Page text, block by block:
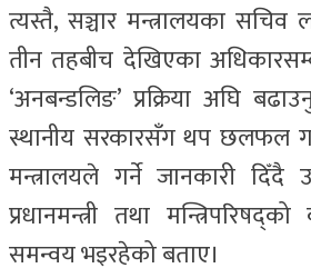
त्यस्तै, सञ्चार मन्त्रालयका सचिव
तीन तहबीच देखिएका
‘अनबन्डलिङ’ प्रक्रिया अघि
स्थानीय सरकारसँग थप छलफल
मन्त्रालयले गर्ने जानकारी
प्रधानमन्त्री तथा
समन्वय भइरहेको बताए।